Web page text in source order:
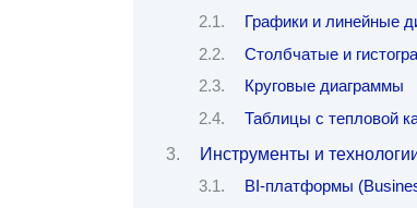
Графики и линейные
Столбчатые и
Круговые диаграммы
Таблицы с тепловой
Инструменты и
BI-платформы